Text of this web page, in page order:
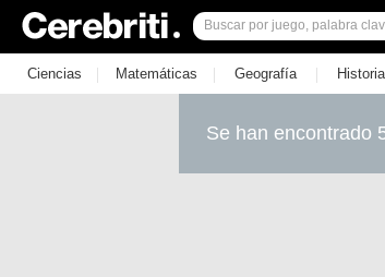
Ciencias | Matemáticas | Geografía | Historia
Se han encontrado